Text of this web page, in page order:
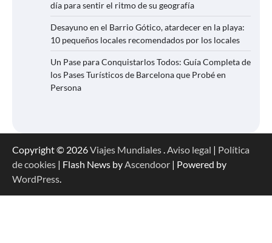
día para sentir el ritmo de su geografía
Desayuno en el Barrio Gótico, atardecer en la playa:
10 pequeños locales recomendados por los locales
Un Pase para Conquistarlos Todos: Guía Completa de
los Pases Turísticos de Barcelona que Probé en
Persona
Copyright © 2026Viajes Mundiales.Aviso legal | Política
de cookies | Flash News byAscendoor | Powered by
WordPress.